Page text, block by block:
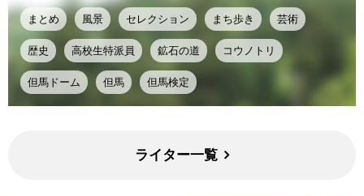
まとめ 風景 セレクション まち歩き 芸術
歴史 高校生特派員 鉱石の道 コウノトリ
但馬ドーム 但馬 但馬検定
ライター一覧